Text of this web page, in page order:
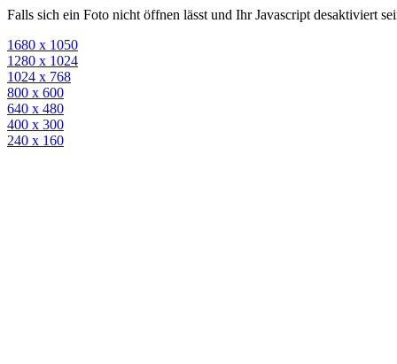
Falls sich ein Foto nicht öffnen lässt und Ihr Javascript desaktiviert
1680 x 1050
1280 x 1024
1024 x 768
800 x 600
640 x 480
400 x 300
240 x 160